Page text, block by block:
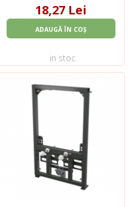
18,27 Lei
ADAUGĂ ÎN COȘ
in stoc